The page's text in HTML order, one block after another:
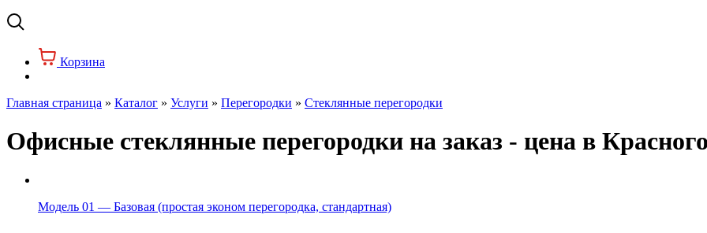
Корзина
Главная страница » Каталог » Услуги » Перегородки » Стеклянные перегородки
Офисные стеклянные перегородки на заказ - цена в
Модель 01 — Базовая (простая эконом перегородка, стандартная)